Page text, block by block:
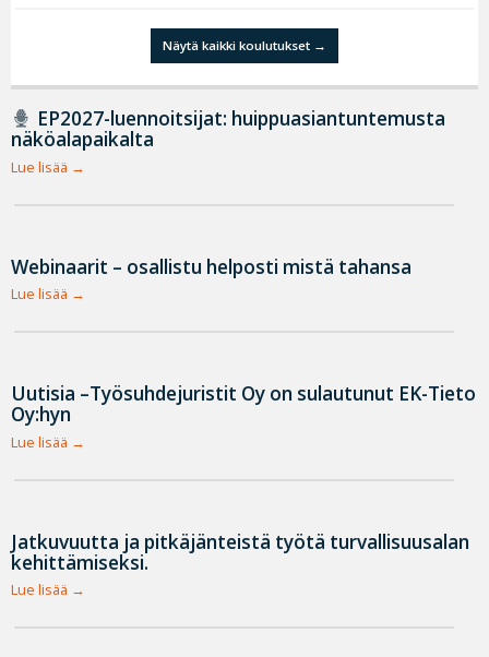
Näytä kaikki koulutukset
EP2027-luennoitsijat: huippuasiantuntemusta
näköalapaikalta
Lue lisää
Webinaarit – osallistu helposti mistä tahansa
Lue lisää
Uutisia –Työsuhdejuristit Oy on sulautunut EK-Tieto
Oy:hyn
Lue lisää
Jatkuvuutta ja pitkäjänteistä työtä turvallisuusalan
kehittämiseksi.
Lue lisää